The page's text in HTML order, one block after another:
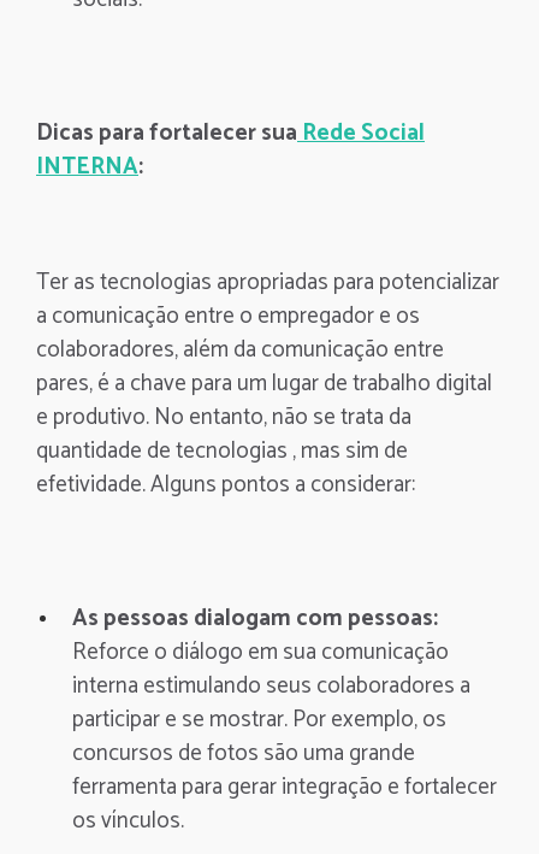
Dicas para fortalecer suaRede Social
INTERNA:
Ter as tecnologias apropriadas para potencializar
a comunicação entre o empregador e os
colaboradores, além da comunicação entre
pares, é a chave para um lugar de trabalho digital
e produtivo. No entanto, não se trata da
quantidade de tecnologias , mas sim de
efetividade. Alguns pontos a considerar:
As pessoas dialogam com pessoas:
Reforce o diálogo em sua comunicação
interna estimulando seus colaboradores a
participar e se mostrar. Por exemplo, os
concursos de fotos são uma grande
ferramenta para gerar integração e fortalecer
os vínculos.